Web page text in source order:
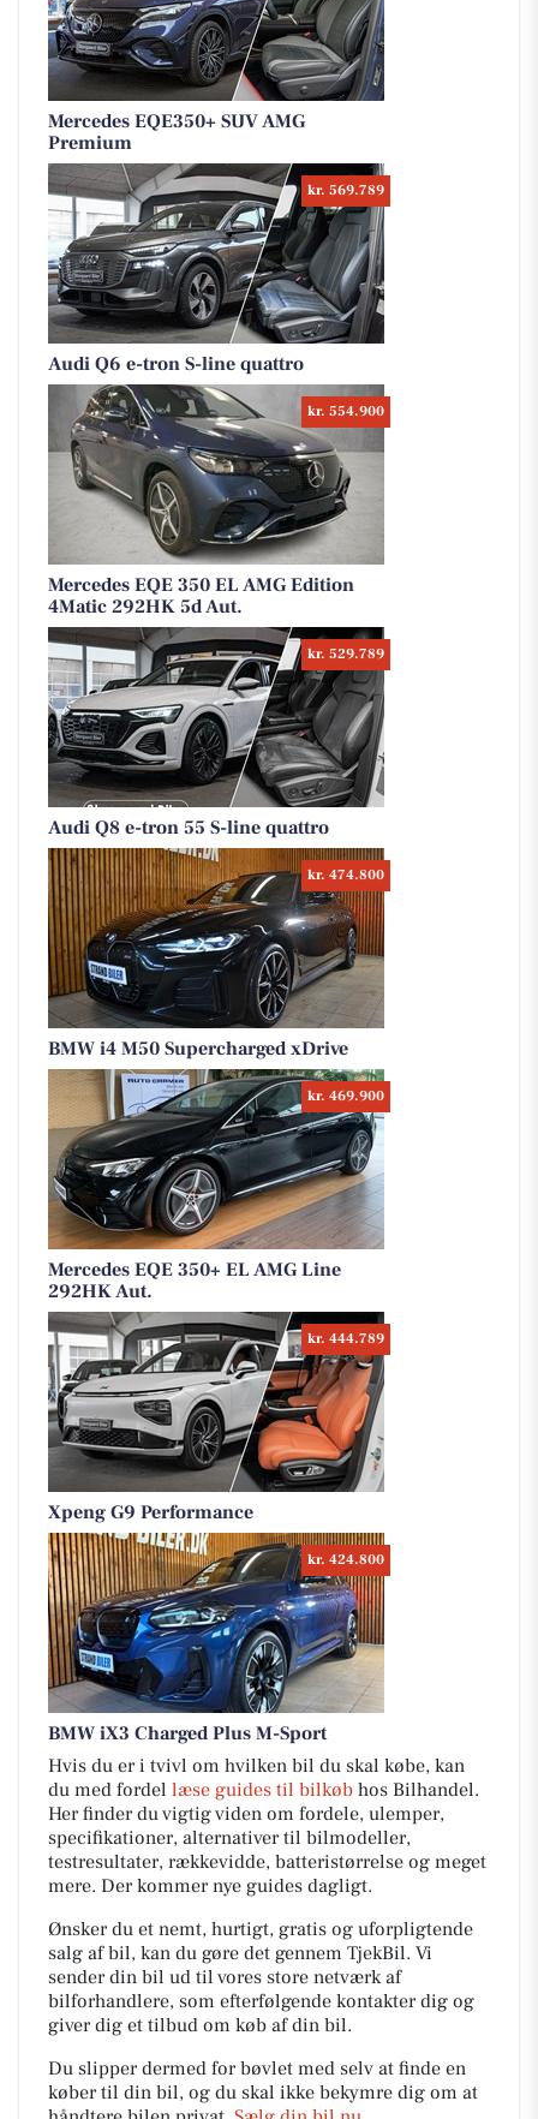
Mercedes EQE350+ SUV AMG
Premium
kr. 569.789
Audi Q6 e-tron S-line quattro
kr. 554.900
Mercedes EQE 350 EL AMG Edition
4Matic 292HK 5d Aut.
kr. 529.789
Audi Q8 e-tron 55 S-line quattro
kr. 474.800
BMW i4 M50 Supercharged xDrive
kr. 469.900
Mercedes EQE 350+ EL AMG Line
292HK Aut.
kr. 444.789
Xpeng G9 Performance
kr. 424.800
BMW iX3 Charged Plus M-Sport
Hvis du er i tvivl om hvilken bil du skal købe, kan
du med fordel læse guides til bilkøb hos Bilhandel.
Her finder du vigtig viden om fordele, ulemper,
specifikationer, alternativer til bilmodeller,
testresultater, rækkevidde, batteristørrelse og meget
mere. Der kommer nye guides dagligt.
Ønsker du et nemt, hurtigt, gratis og uforpligtende
salg af bil, kan du gøre det gennem TjekBil. Vi
sender din bil ud til vores store netværk af
bilforhandlere, som efterfølgende kontakter dig og
giver dig et tilbud om køb af din bil.
Du slipper dermed for bøvlet med selv at finde en
køber til din bil, og du skal ikke bekymre dig om at